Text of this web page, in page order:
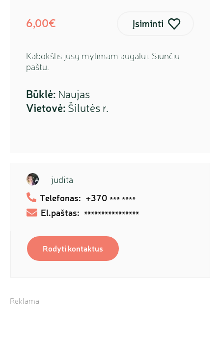
6,00€ Įsiminti
Kabokšlis jūsų mylimam augalui. Siunčiu
paštu.
Būklė: Naujas
Vietovė: Šilutės r.
judita
Telefonas: +370 *** ****
El.paštas: ****************
Rodyti kontaktus
Reklama